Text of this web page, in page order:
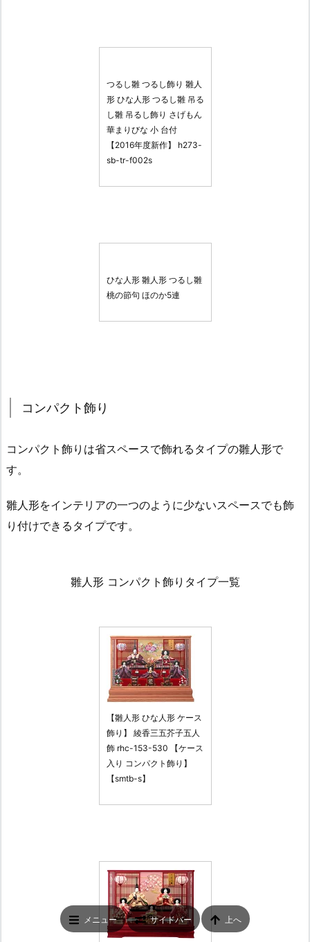
つるし雛 つるし飾り 雛人
形 ひな人形 つるし雛 吊る
し雛 吊るし飾り さげもん
華まりびな 小 台付
【2016年度新作】 h273-
sb-tr-f002s
ひな人形 雛人形 つるし雛
桃の節句 ほのか5連
コンパクト飾り
コンパクト飾りは省スペースで飾れるタイプの雛人形で
す。
雛人形をインテリアの一つのように少ないスペースでも飾
り付けできるタイプです。
雛人形 コンパクト飾りタイプ一覧
【雛人形 ひな人形 ケース
飾り】 綾香三五芥子五人
飾 rhc-153-530 【ケース
入り コンパクト飾り】
【smtb-s】
メニュー サイドバー 上へ